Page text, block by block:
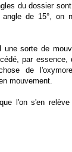
du dossier
de 15°, on
sorte de
par
de
mouvement.
l'on s'en